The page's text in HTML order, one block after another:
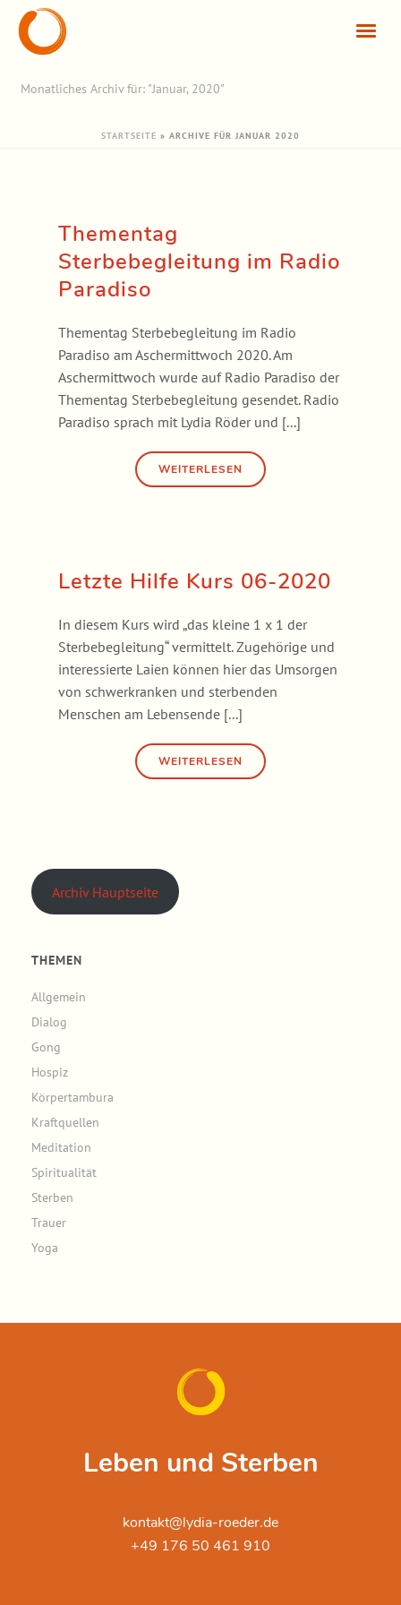
Monatliches Archiv für: "Januar, 2020"
STARTSEITE » ARCHIVE FÜR JANUAR 2020
Thementag
Sterbebegleitung im Radio
Paradiso
Thementag Sterbebegleitung im Radio
Paradiso am Aschermittwoch 2020. Am
Aschermittwoch wurde auf Radio Paradiso der
Thementag Sterbebegleitung gesendet. Radio
Paradiso sprach mit Lydia Röder und [...]
Letzte Hilfe Kurs 06-2020
In diesem Kurs wird „das kleine 1 x 1 der
Sterbebegleitung“ vermittelt. Zugehörige und
interessierte Laien können hier das Umsorgen
von schwerkranken und sterbenden
Menschen am Lebensende [...]
Archiv Hauptseite
THEMEN
Allgemein
Dialog
Gong
Hospiz
Körpertambura
Kraftquellen
Meditation
Spiritualität
Sterben
Trauer
Yoga
Leben und Sterben
kontakt@lydia-roeder.de
+49 176 50 461 910